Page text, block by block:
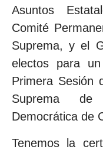
Asuntos
Comité
Suprema, y el
electos para
Primera Sesión
Suprema
Democrática de
Tenemos la